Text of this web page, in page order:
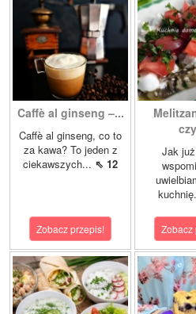
Caffè al ginseng –...
Caffè al ginseng, co to
za kawa? To jeden z
ciekawszych... ⇖ 12
Zobacz przepis!
Jak
Zobacz